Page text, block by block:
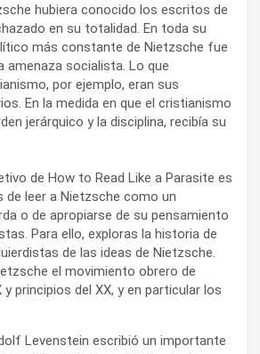
hubiera conocido los escritos de
en su totalidad. En toda su
más constante de Nietzsche fue
amenaza socialista. Lo que
por ejemplo, eran sus
En la medida en que el cristianismo
jerárquico y la disciplina, recibía su
de How to Read Like a Parasite es
leer a Nietzsche como un
o de apropiarse de su pensamiento
Para ello, exploras la historia de
de las ideas de Nietzsche.
el movimiento obrero de
y principios del XX, y en particular los
Levenstein escribió un importante